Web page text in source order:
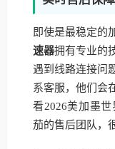
即使是最稳定的
速器拥有专业的
遇到线路连接问
系客服，他们会
看2026美加墨
茄的售后团队，